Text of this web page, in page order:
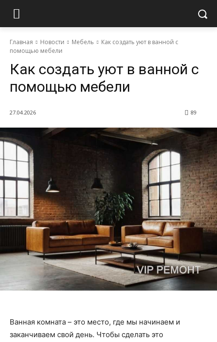
Главная Новости Мебель
Как создать уют в ванной с
помощью мебели
Как создать уют в ванной с
помощью мебели
27.04.2026 89
Ванная комната – это место, где мы начинаем и
заканчиваем свой день. Чтобы сделать это